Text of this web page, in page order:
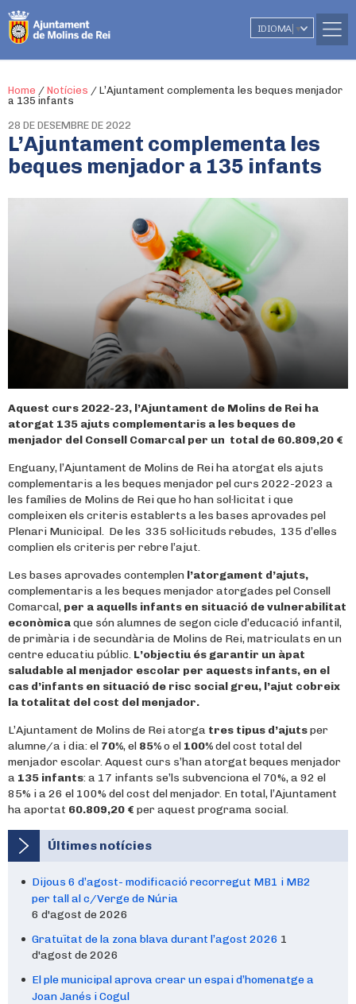
IDIOMA ▼
Home / Notícies / L’Ajuntament complementa les beques menjador
a 135 infants
28 DE DESEMBRE DE 2022
L’Ajuntament complementa les
beques menjador a 135 infants
Aquest curs 2022-23, l’Ajuntament de Molins de Rei ha
atorgat 135 ajuts complementaris a les beques de
menjador del Consell Comarcal per un total de 60.809,20 €
Enguany, l’Ajuntament de Molins de Rei ha atorgat els ajuts
complementaris a les beques menjador pel curs 2022-2023 a
les famílies de Molins de Rei que ho han sol·licitat i que
compleixen els criteris establerts a les bases aprovades pel
Plenari Municipal. De les 335 sol·licituds rebudes, 135 d’elles
complien els criteris per rebre l’ajut.
Les bases aprovades contemplen l’atorgament d’ajuts,
complementaris a les beques menjador atorgades pel Consell
Comarcal, per a aquells infants en situació de vulnerabilitat
econòmicaque són alumnes de segon cicle d’educació infantil,
de primària i de secundària de Molins de Rei, matriculats en un
centre educatiu públic. L’objectiu és garantir un àpat
saludable al menjador escolar per aquests infants, en el
cas d’infants en situació de risc social greu, l’ajut cobreix
la totalitat del cost del menjador.
L’Ajuntament de Molins de Rei atorga tres tipus d’ajutsper
alumne/a i dia: el 70%, el 85%o el 100%del cost total del
menjador escolar. Aquest curs s’han atorgat beques menjador
a 135 infants: a 17 infants se’ls subvenciona el 70%, a 92 el
85% i a 26 el 100% del cost del menjador. En total, l’Ajuntament
ha aportat 60.809,20 € per aquest programa social.
Últimes notícies
Dijous 6 d’agost- modificació recorregut MB1 i MB2
per tall al c/Verge de Núria
6 d'agost de 2026
Gratuïtat de la zona blava durant l’agost 2026 1
d'agost de 2026
El ple municipal aprova crear un espai d’homenatge a
Joan Janés i Cogul